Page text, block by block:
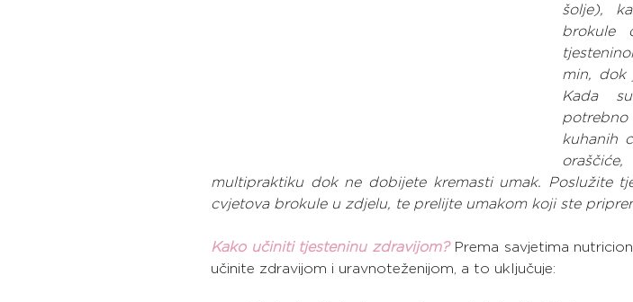
šolje),
brokule
min, dok
Kada
kuhanih
multipraktiku dok ne dobijete kremasti umak. Poslužite
cvjetova brokule u zdjelu, te prelijte umakom koji ste
Kako učiniti tjesteninu zdravijom? Prema savjetima
učinite zdravijom i uravnoteženijom, a to uključuje: